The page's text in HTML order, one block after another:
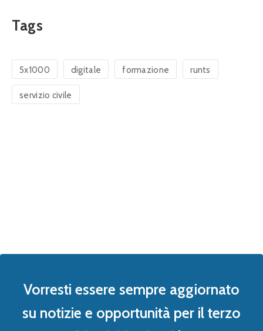
Tags
5x1000 digitale formazione runts
servizio civile
Vorresti essere sempre aggiornato
su notizie e opportunità per il terzo